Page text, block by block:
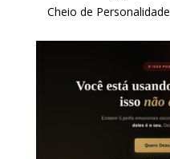
Cheio de Personalidade